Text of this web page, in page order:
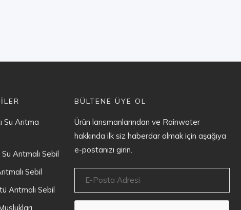
Su Arıtma
Arıtmalı Sebil
Sebil
Arıtmalı Sebil
BÜLTENE ÜYE OL
Ürün lansmanlarından ve Rainwater
hakkında ilk siz haberdar olmak için aşağıya
e-postanızı girin.